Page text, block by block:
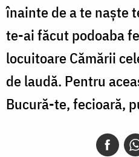
înainte de a te naşte
te-ai făcut podoaba
locuitoare Cămării
de laudă. Pentru
Bucură-te, fecioară,